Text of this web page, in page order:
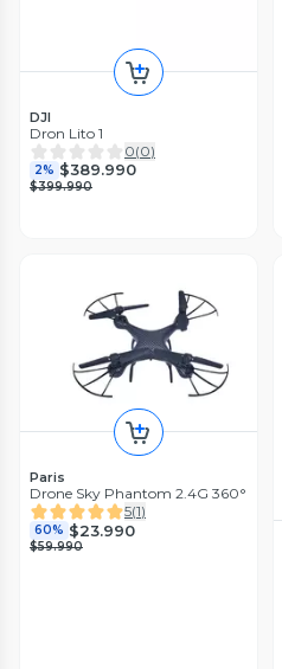
DJI
Dron Lito 1
0(0)
2% $389.990
$399.990
Paris
Drone Sky Phantom 2.4G 360°
5(1)
60% $23.990
$59.990